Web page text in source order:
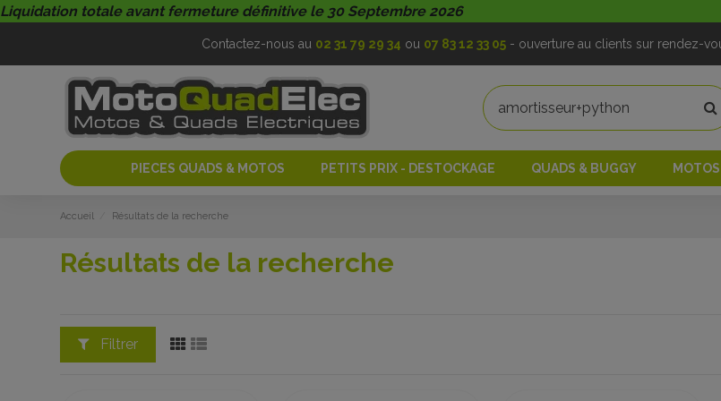
Liquidation totale avant fermeture définitive le 30 Septembre 2026
Contactez-nous au 02 31 79 29 34 ou 07 83 12 33 05- ouverture au clients sur rendez-
PIECES QUADS & MOTOS PETITS PRIX - DESTOCKAGE QUADS & BUGGY MOTOS
Accueil Résultats de la recherche
Résultats de la recherche
Filtrer